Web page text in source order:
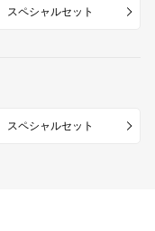
スペシャルセット
スペシャルセット